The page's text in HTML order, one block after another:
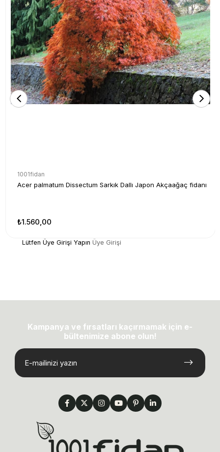
1001fidan
Acer palmatum Dissectum Sarkık Dallı Japon Akçaağaç fidanı
₺1.560,00
Lütfen Üye Girişi Yapın Üye Girişi
Kampanya ve fırsatları kaçırmamak için e-
bültenimize abone olun!